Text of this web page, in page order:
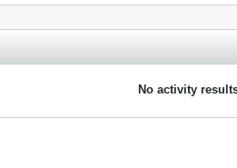
No activity